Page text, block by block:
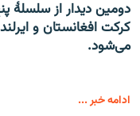
دومین دیدار از سلسلۀ
می‌شود.
ادامه خبر ...